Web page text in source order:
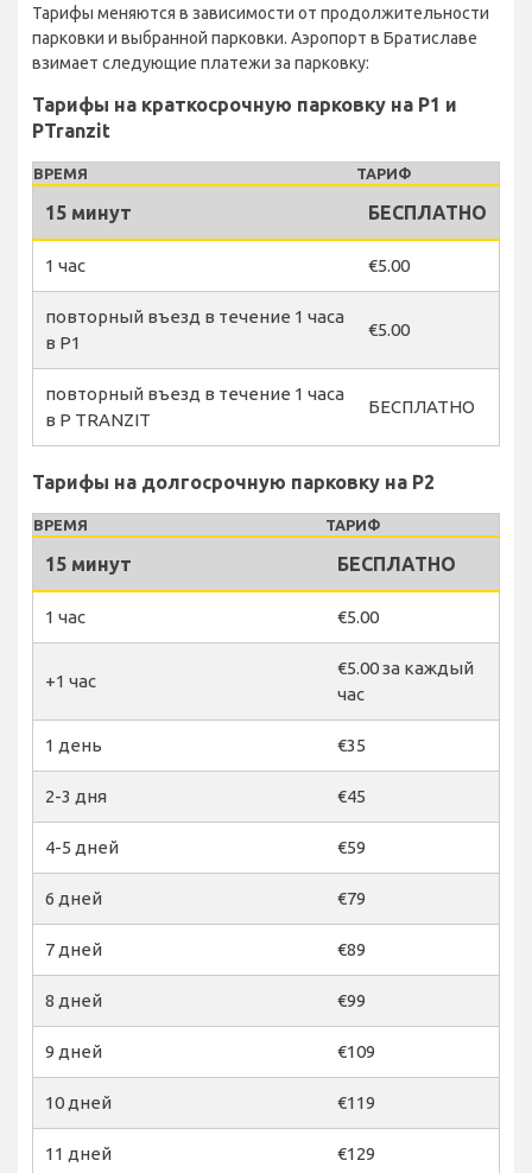
Тарифы меняются в зависимости от продолжительности
парковки и выбранной парковки. Аэропорт в Братиславе
взимает следующие платежи за парковку:
Тарифы на краткосрочную парковку на P1 и
PTranzit
ВРЕМЯ ТАРИФ
15 минут БЕСПЛАТНО
1 час €5.00
повторный въезд в течение 1 часа
в P1
€5.00
повторный въезд в течение 1 часа
в P TRANZIT
БЕСПЛАТНО
Тарифы на долгосрочную парковку на P2
ВРЕМЯ ТАРИФ
15 минут БЕСПЛАТНО
1 час €5.00
+1 час
€5.00 за каждый
час
1 день €35
2-3 дня €45
4-5 дней €59
6 дней €79
7 дней €89
8 дней €99
9 дней €109
10 дней €119
11 дней €129